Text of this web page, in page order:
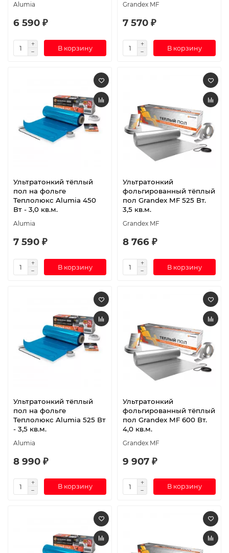
Alumia
6 590 ₽
В корзину
Grandex MF
7 570 ₽
В корзину
Ультратонкий тёплый
пол на фольге
Теплолюкс Alumia 450
Вт - 3,0 кв.м.
Alumia
7 590 ₽
В корзину
Ультратонкий
фольгированный тёплый
пол Grandex MF 525 Вт.
3,5 кв.м.
Grandex MF
8 766 ₽
В корзину
Ультратонкий тёплый
пол на фольге
Теплолюкс Alumia 525 Вт
- 3,5 кв.м.
Alumia
8 990 ₽
В корзину
Ультратонкий
фольгированный тёплый
пол Grandex MF 600 Вт.
4,0 кв.м.
Grandex MF
9 907 ₽
В корзину